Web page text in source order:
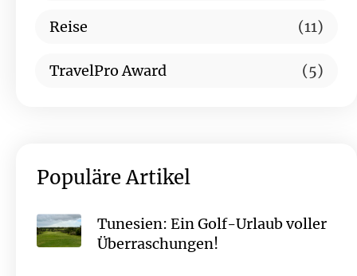
Reise (11)
TravelPro Award (5)
Populäre Artikel
Tunesien: Ein Golf-Urlaub voller
Überraschungen!